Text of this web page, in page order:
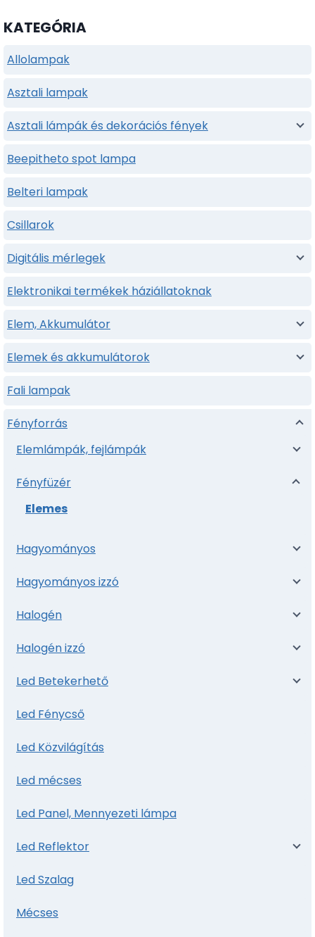
KATEGÓRIA
Allolampak
Asztali lampak
Asztali lámpák és dekorációs fények
Beepitheto spot lampa
Belteri lampak
Csillarok
Digitális mérlegek
Elektronikai termékek háziállatoknak
Elem, Akkumulátor
Elemek és akkumulátorok
Fali lampak
Fényforrás
Elemlámpák, fejlámpák
Fényfüzér
Elemes
Hagyományos
Hagyományos izzó
Halogén
Halogén izzó
Led Betekerhető
Led Fénycső
Led Közvilágítás
Led mécses
Led Panel, Mennyezeti lámpa
Led Reflektor
Led Szalag
Mécses